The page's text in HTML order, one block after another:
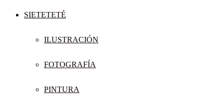
SIETETETÉ
ILUSTRACIÓN
FOTOGRAFÍA
PINTURA